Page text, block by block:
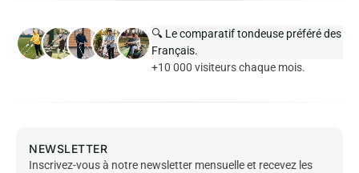
🔍 Le comparatif tondeuse préféré des
Français.
+10 000 visiteurs chaque mois.
NEWSLETTER
Inscrivez-vous à notre newsletter mensuelle et recevez les